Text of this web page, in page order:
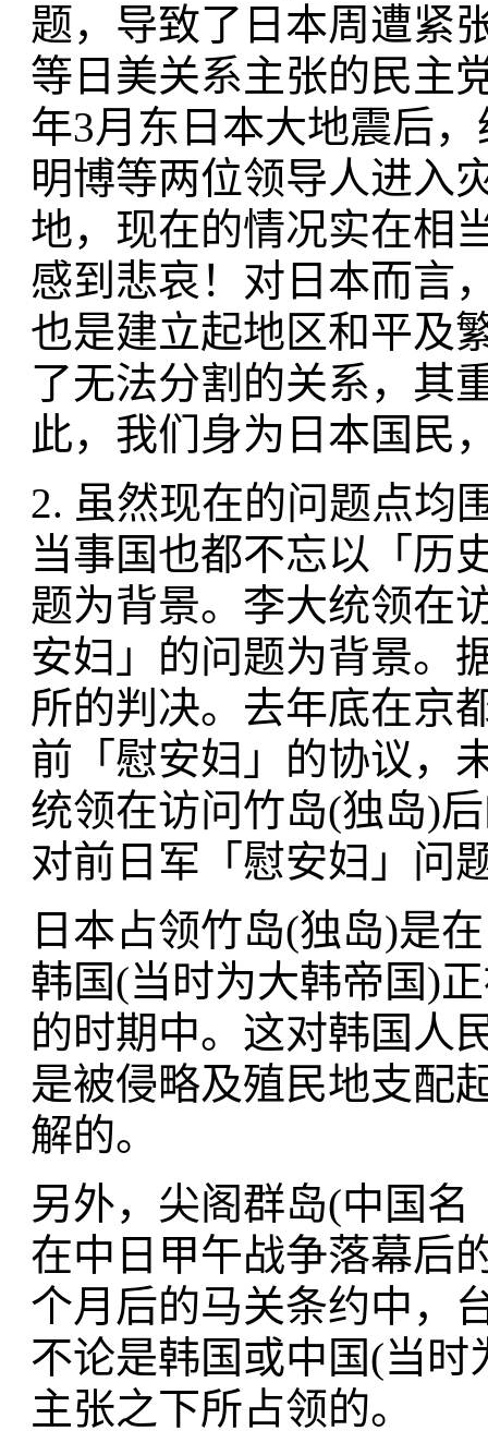
题，导致了日本周遭紧
等日美关系主张的民主
年3月东日本大地震后
明博等两位领导人进入
地，现在的情况实在相
感到悲哀！对日本而言
也是建立起地区和平及
了无法分割的关系，其
此，我们身为日本国民
2. 虽然现在的问题点均
当事国也都不忘以「历
题为背景。李大统领在
安妇」的问题为背景。
所的判决。去年底在京
前「慰安妇」的协议，
统领在访问竹岛(独岛)
对前日军「慰安妇」问
日本占领竹岛(独岛)是
韩国(当时为大韩帝国)
的时期中。这对韩国人
是被侵略及殖民地支配
解的。
另外，尖阁群岛(中国
在中日甲午战争落幕后
个月后的马关条约中，
不论是韩国或中国(当
主张之下所占领的。